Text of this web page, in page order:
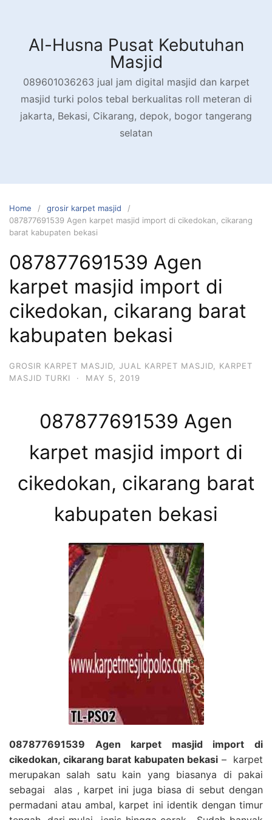
contentAl-Husna Pusat Kebutuhan
Masjid
089601036263 jual jam digital masjid dan karpet
masjid turki polos tebal berkualitas roll meteran di
jakarta, Bekasi, Cikarang, depok, bogor tangerang
selatan
Home
grosir karpet masjid
087877691539 Agen karpet masjid import di cikedokan, cikarang
barat kabupaten bekasi
087877691539 Agen
karpet masjid import di
cikedokan, cikarang barat
kabupaten bekasi
GROSIR KARPET MASJID JUAL KARPET MASJID
KARPET
MASJID TURKI
· MAY 5, 2019
087877691539 Agen
karpet masjid import di
cikedokan, cikarang barat
kabupaten bekasi
087877691539 Agen karpet masjid import di
cikedokan, cikarang barat kabupaten bekasi – karpet
merupakan salah satu kain yang biasanya di pakai
sebagai alas , karpet ini juga biasa di sebut dengan
permadani atau ambal, karpet ini identik dengan timur